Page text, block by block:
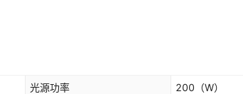
光源功率 200 （W）